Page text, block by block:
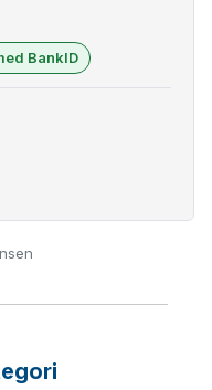
BankID